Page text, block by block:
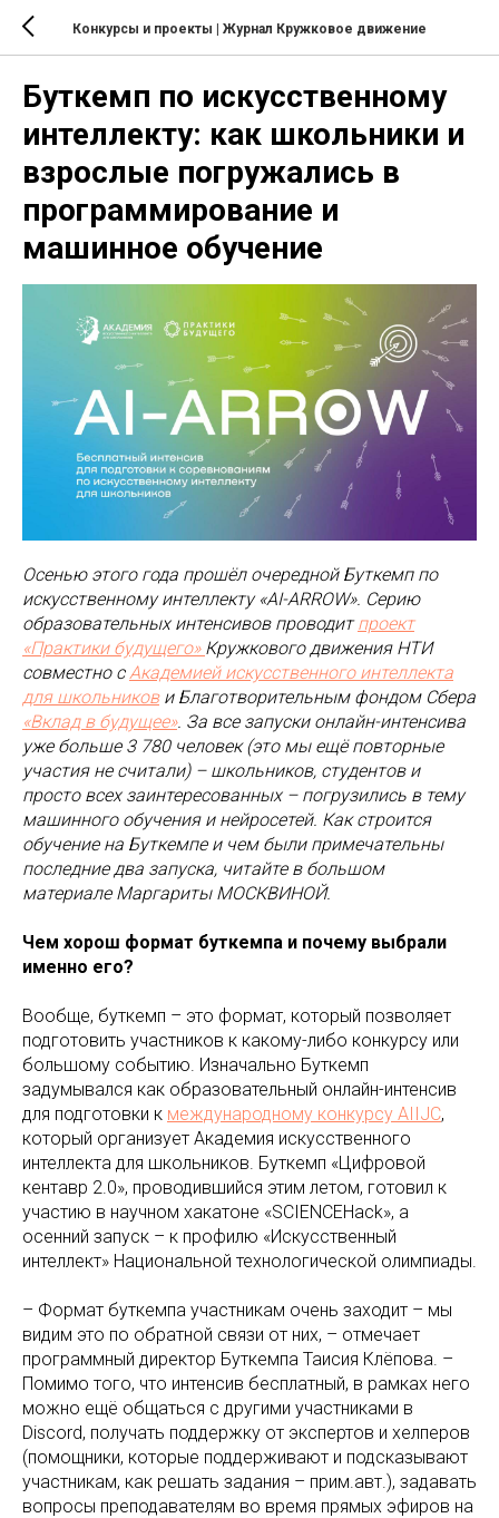
Конкурсы и проекты | Журнал Кружковое движение
Буткемп по искусственному
интеллекту: как школьники и
взрослые погружались в
программирование и
машинное обучение
Осенью этого года прошёл очередной Буткемп по
искусственному интеллекту «AI-ARROW». Серию
образовательных интенсивов проводитпроект
«Практики будущего» Кружкового движения НТИ
совместно с Академией искусственного интеллекта
для школьникови Благотворительным фондом Сбера
«Вклад в будущее». За все запуски онлайн-интенсива
уже больше 3 780 человек (это мы ещё повторные
участия не считали) – школьников, студентов и
просто всех заинтересованных – погрузились в тему
машинного обучения и нейросетей. Как строится
обучение на Буткемпе и чем были примечательны
последние два запуска, читайте в большом
материале Маргариты МОСКВИНОЙ.
Чем хорош формат буткемпа и почему выбрали
именно его?
Вообще, буткемп – это формат, который позволяет
подготовить участников к какому-либо конкурсу или
большому событию. Изначально Буткемп
задумывался как образовательный онлайн-интенсив
для подготовки к международному конкурсу AIIJC,
который организует Академия искусственного
интеллекта для школьников. Буткемп «Цифровой
кентавр 2.0», проводившийся этим летом, готовил к
участию в научном хакатоне «SCIENCEHack», а
осенний запуск – к профилю «Искусственный
интеллект» Национальной технологической олимпиады.
– Формат буткемпа участникам очень заходит – мы
видим это по обратной связи от них, – отмечает
программный директор Буткемпа Таисия Клёпова. –
Помимо того, что интенсив бесплатный, в рамках него
можно ещё общаться с другими участниками в
Discord, получать поддержку от экспертов и хелперов
(помощники, которые поддерживают и подсказывают
участникам, как решать задания – прим.авт.), задавать
вопросы преподавателям во время прямых эфиров на